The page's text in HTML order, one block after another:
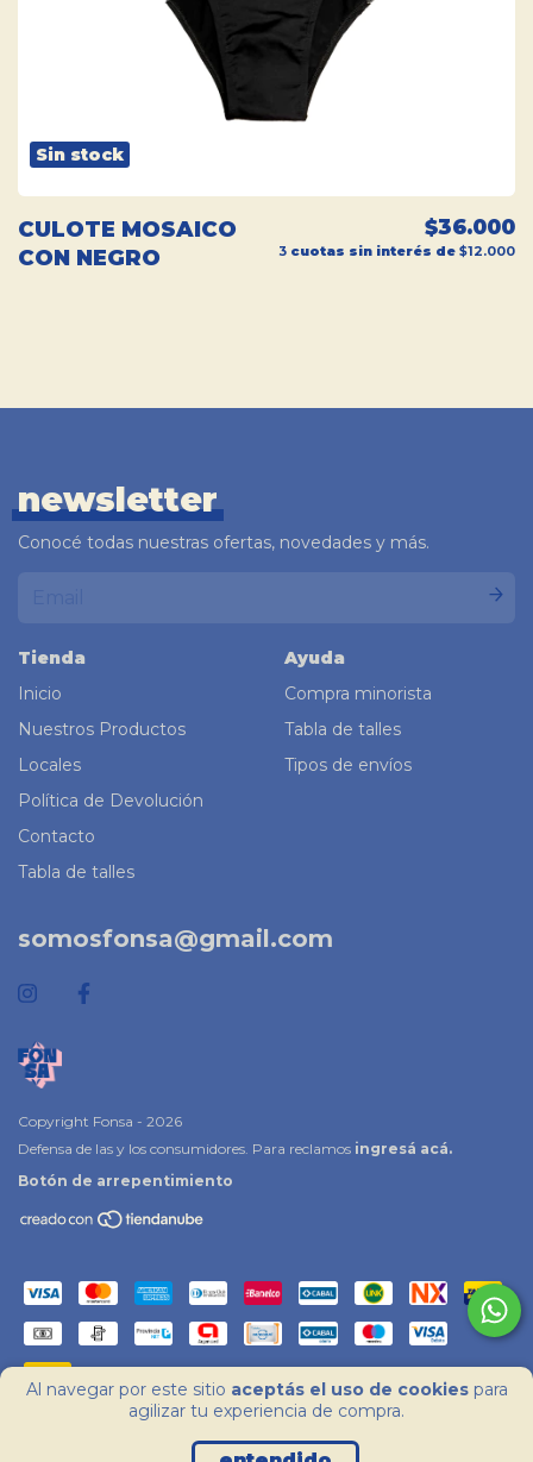
Al navegar por este sitio aceptás el uso de cookiespara
agilizar tu experiencia de compra.
Sin stock
CULOTE MOSAICO
CON NEGRO
$36.000
3 cuotas sin interés de $12.000
newsletter
Conocé todas nuestras ofertas, novedades y más.
Tienda
Inicio
Nuestros Productos
Locales
Política de Devolución
Contacto
Tabla de talles
Ayuda
Compra minorista
Tabla de talles
Tipos de envíos
somosfonsa@gmail.com
Copyright Fonsa - 2026
Defensa de las y los consumidores. Para reclamos ingresá acá.
Botón de arrepentimiento